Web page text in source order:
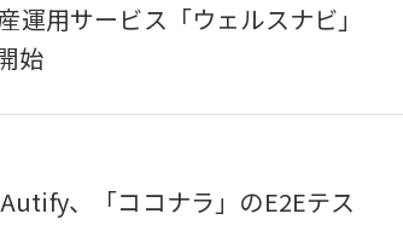
用サービス「ウェルスナビ」
始
、「ココナラ」のE2Eテス